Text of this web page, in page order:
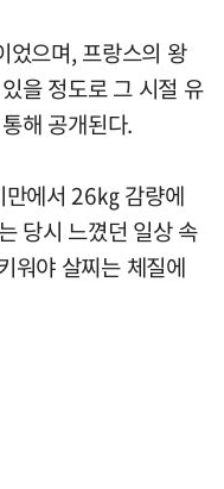
었으며, 프랑스의 왕
을 정도로 그 시절 유
해 공개된다.
에서 26㎏ 감량에
당시 느꼈던 일상 속
워야 살찌는 체질에